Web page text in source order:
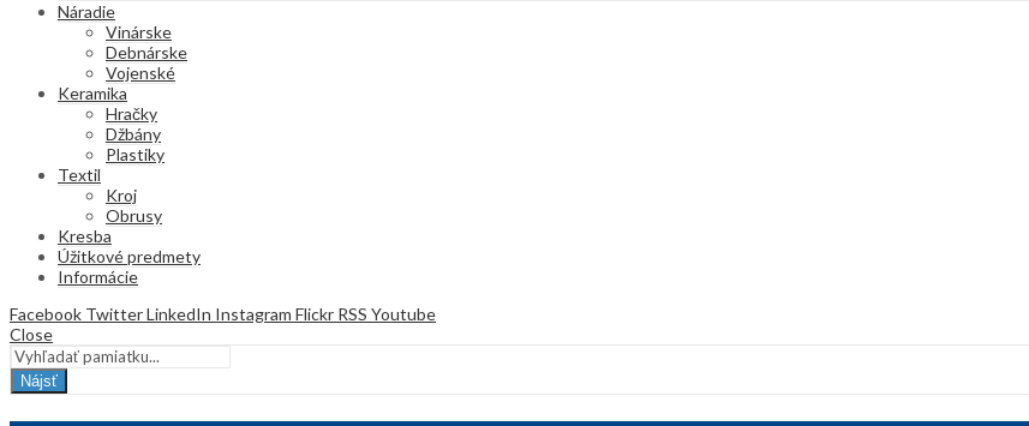
Náradie
Vinárske
Debnárske
Vojenské
Keramika
Hračky
Džbány
Plastiky
Textil
Kroj
Obrusy
Kresba
Úžitkové predmety
Informácie
Facebook TwitterLinkedIn Instagram Flickr RSS Youtube
Close
Nájsť